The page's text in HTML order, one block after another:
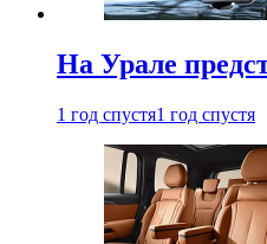
На Урале
1 год спустя1 год спустя